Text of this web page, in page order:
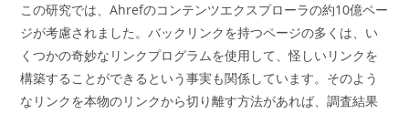
この研究では、Ahrefのコンテンツエクスプローラの約10億ペー
ジが考慮されました。バックリンクを持つページの多くは、い
くつかの奇妙なリンクプログラムを使用して、怪しいリンクを
構築することができるという事実も関係しています。そのよう
なリンクを本物のリンクから切り離す方法があれば、調査結果